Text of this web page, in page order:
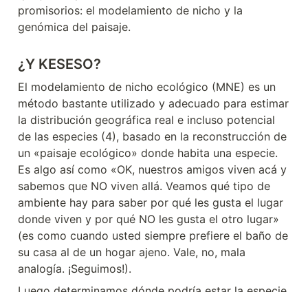
promisorios: el modelamiento de nicho y la
genómica del paisaje.
¿Y KESESO?
El modelamiento de nicho ecológico (MNE) es un
método bastante utilizado y adecuado para estimar
la distribución geográfica real e incluso potencial
de las especies (4), basado en la reconstrucción de
un «paisaje ecológico» donde habita una especie.
Es algo así como «OK, nuestros amigos viven acá y
sabemos que NO viven allá. Veamos qué tipo de
ambiente hay para saber por qué les gusta el lugar
donde viven y por qué NO les gusta el otro lugar»
(es como cuando usted siempre prefiere el baño de
su casa al de un hogar ajeno. Vale, no, mala
analogía. ¡Seguimos!).